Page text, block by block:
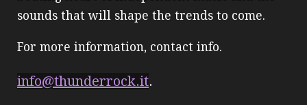
sounds that will shape the trends to come.
For more information, contact info.
info@thunderrock.it.